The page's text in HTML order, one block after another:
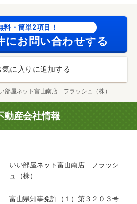
す。駐輪場付き物件/クリーニング費
3300円
料・簡単2項目！
にお問い合わせする
気に入りに追加する
部屋ネット富山南店 フラッシュ（株）
動産会社情報
いい部屋ネット富山南店 フラッシ
ュ（株）
富山県知事免許（１）第３２０３号